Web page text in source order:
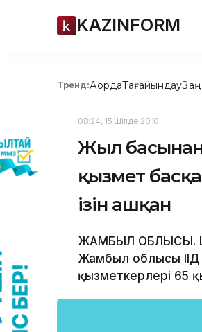
KAZINFORM
Тренд:АқордаТағайындауЗаң
08:24, 15 Шілде 2010
Жыл басынан
қызмет
ізін ашқан
ЖАМБЫЛ ОБЛЫСЫ.
Жамбыл облысы ІІД
қызметкерлері 65